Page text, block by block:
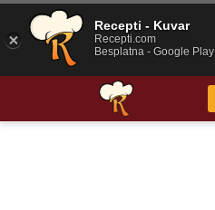
Recepti - Kuvar
Recepti.com
Besplatna - Google Play